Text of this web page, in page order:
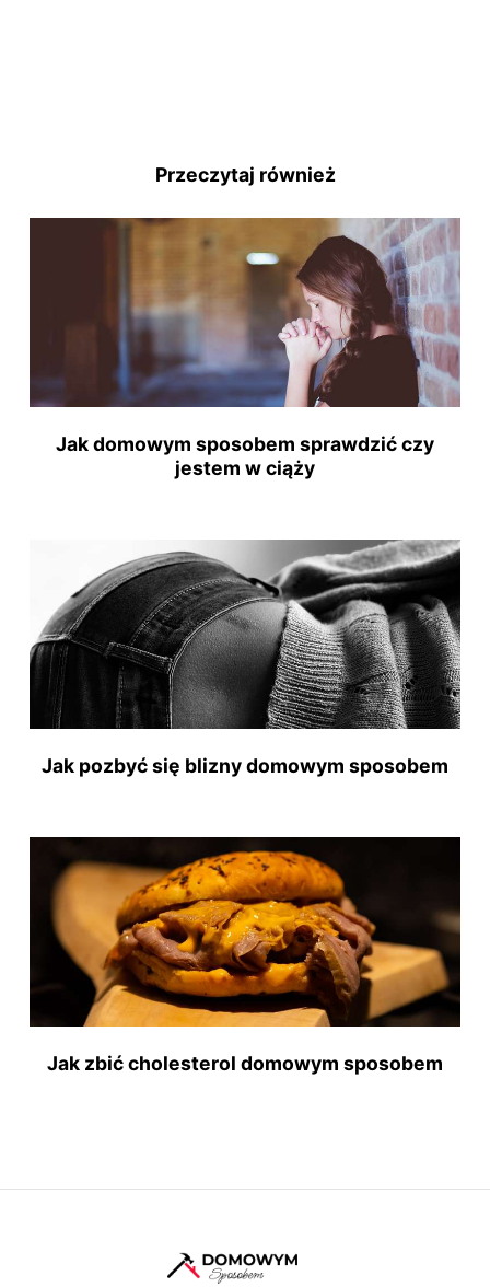
Przeczytaj również
Jak domowym sposobem sprawdzić czy
jestem w ciąży
Jak pozbyć się blizny domowym sposobem
Jak zbić cholesterol domowym sposobem